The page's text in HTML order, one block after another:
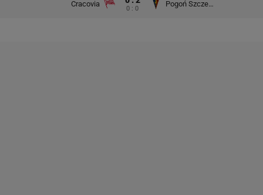
Cracovia
0 : 0
Pogoń Szczecin